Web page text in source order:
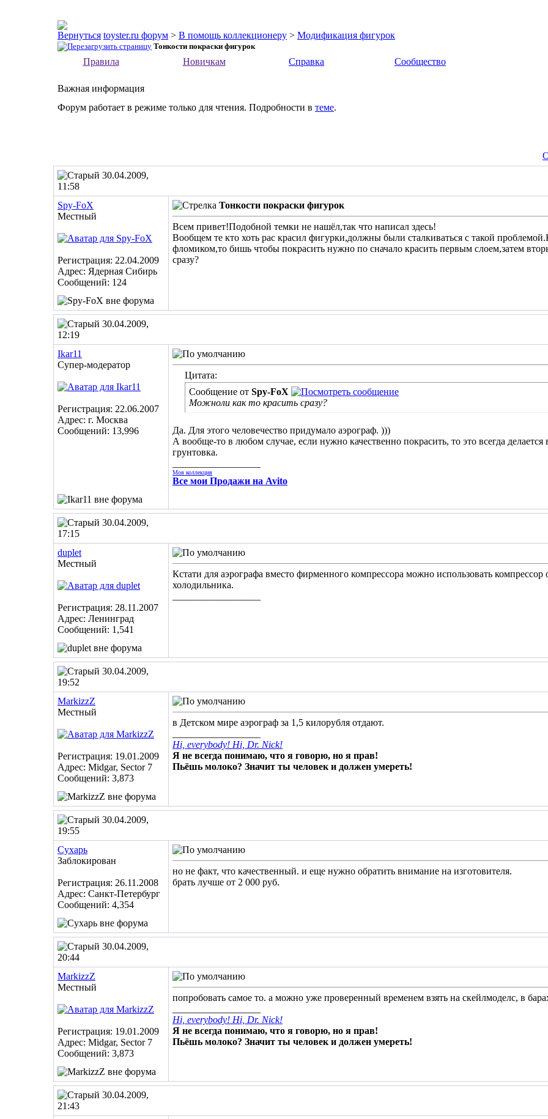
toyster.ru форум > В помощь коллекционеру > Модификация фигурок
Тонкости покраски фигурок
Правила
Новичкам Справка Сообщество
Важная информация
Форум работает в режиме только для чтения. Подробности в теме.
30.04.2009,
11:58
Spy-FoX
Местный
Регистрация: 22.04.2009
Адрес: Ядерная Сибирь
Сообщений: 124
Тонкости покраски фигурок
Всем привет!Подобной темки не нашёл,так что написал здесь!
Вообщем те кто хоть рас красил фигурки,должны были сталкиваться с такой
фломиком,то бишь чтобы покрасить нужно по сначало красить первым слоем,затем
сразу?
30.04.2009,
12:19
Ikar11
Супер-модератор
Регистрация: 22.06.2007
Адрес: г. Москва
Сообщений: 13,996
Цитата:
Сообщение от Spy-FoX
Можноли как то красить сразу?
Да. Для этого человечество придумало аэрограф. )))
А вообще-то в любом случае, если нужно качественно покрасить, то это всегда
грунтовка.
Моя коллекция
Все мои Продажи на Avito
30.04.2009,
17:15
duplet
Местный
Регистрация: 28.11.2007
Адрес: Ленинград
Сообщений: 1,541
Кстати для аэрографа вместо фирменного компрессора можно использовать
холодильника.
30.04.2009,
19:52
MarkizzZ
Местный
Регистрация: 19.01.2009
Адрес: Midgar, Sector 7
Сообщений: 3,873
в Детском мире аэрограф за 1,5 килорубля отдают.
Hi, everybody! Hi, Dr. Nick!
Я не всегда понимаю, что я говорю, но я прав!
Пьёшь молоко? Значит ты человек и должен умереть!
30.04.2009,
19:55
Сухарь
Заблокирован
Регистрация: 26.11.2008
Адрес: Санкт-Петербург
Сообщений: 4,354
но не факт, что качественный. и еще нужно обратить внимание на изготовителя.
брать лучше от 2 000 руб.
30.04.2009,
20:44
MarkizzZ
Местный
Регистрация: 19.01.2009
Адрес: Midgar, Sector 7
Сообщений: 3,873
попробовать самое то. а можно уже проверенный временем взять на скейлмоделс, в
Hi, everybody! Hi, Dr. Nick!
Я не всегда понимаю, что я говорю, но я прав!
Пьёшь молоко? Значит ты человек и должен умереть!
30.04.2009,
21:43